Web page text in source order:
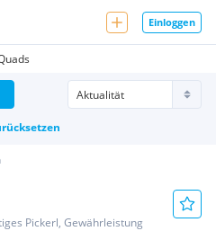
Einloggen
Pickerl, Gewährleistung